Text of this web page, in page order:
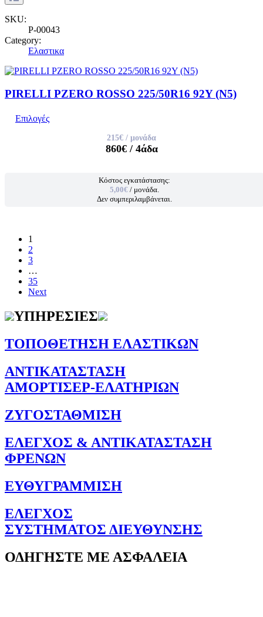
SKU:
P-00043
Category:
Ελαστικα
PIRELLI PZERO ROSSO 225/50R16 92Y (N5)
Επιλογές
215€ / μονάδα
860€/ 4άδα
Κόστος εγκατάστασης:
5,00€ / μονάδα.
Δεν συμπεριλαμβάνεται.
1
2
3
…
35
Next
ΥΠΗΡΕΣΙΕΣ
ΤΟΠΟΘΕΤΗΣΗ ΕΛΑΣΤΙΚΩΝ
ΑΝΤΙΚΑΤΑΣΤΑΣΗ
ΑΜΟΡΤΙΣΕΡ-ΕΛΑΤΗΡΙΩΝ
ΖΥΓΟΣΤΑΘΜΙΣΗ
ΕΛΕΓΧΟΣ & ΑΝΤΙΚΑΤΑΣΤΑΣΗ
ΦΡΕΝΩΝ
ΕΥΘΥΓΡΑΜΜΙΣΗ
ΕΛΕΓΧΟΣ
ΣΥΣΤΗΜΑΤΟΣ ΔΙΕΥΘΥΝΣΗΣ
ΟΔΗΓΗΣΤΕ ΜΕ ΑΣΦΑΛΕΙΑ